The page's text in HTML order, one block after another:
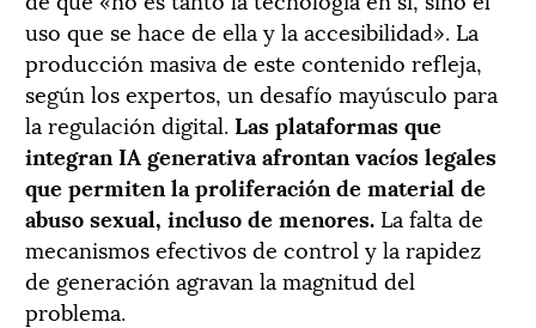
uso que se hace de ella y la accesibilidad». La
producción masiva de este contenido refleja,
según los expertos, un desafío mayúsculo para
la regulación digital.Las plataformas que
integran IA generativa afrontan vacíos legales
que permiten la proliferación de material de
abuso sexual, incluso de menores. La falta de
mecanismos efectivos de control y la rapidez
de generación agravan la magnitud del
problema.